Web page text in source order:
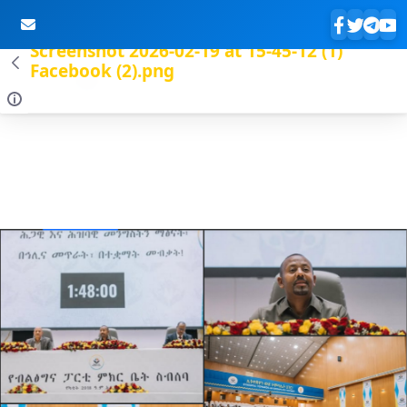
Screenshot 2026-02-19 at 15-45-12 (1)
Facebook (2).png